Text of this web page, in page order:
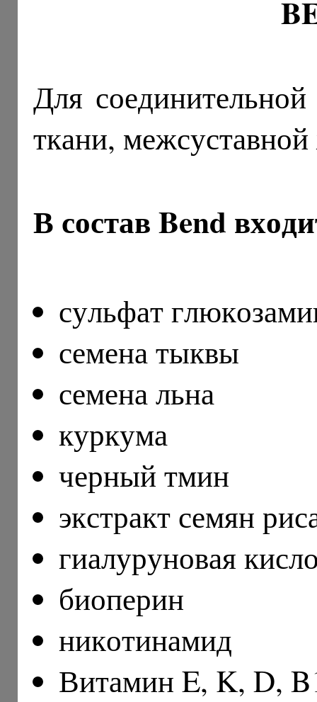
Для
ткани,
В состав Bend
сульфат
семена тыквы
семена льна
куркума
черный тмин
экстракт семян
гиалуруновая
биоперин
никотинамид
Витамин E, K, D,